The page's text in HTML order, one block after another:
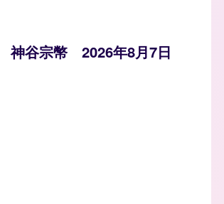
神谷宗幣 2026年8月7日